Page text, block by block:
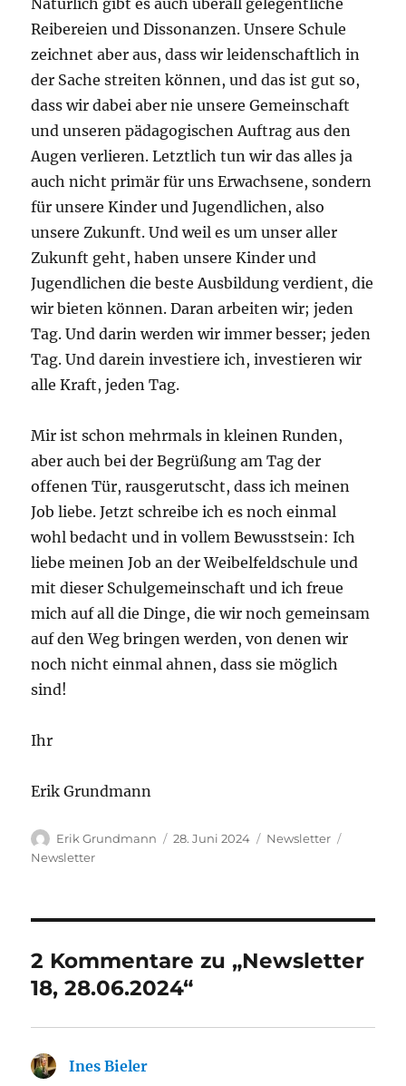
Natürlich gibt es auch überall gelegentliche
Reibereien und Dissonanzen. Unsere Schule
zeichnet aber aus, dass wir leidenschaftlich in
der Sache streiten können, und das ist gut so,
dass wir dabei aber nie unsere Gemeinschaft
und unseren pädagogischen Auftrag aus den
Augen verlieren. Letztlich tun wir das alles ja
auch nicht primär für uns Erwachsene, sondern
für unsere Kinder und Jugendlichen, also
unsere Zukunft. Und weil es um unser aller
Zukunft geht, haben unsere Kinder und
Jugendlichen die beste Ausbildung verdient, die
wir bieten können. Daran arbeiten wir; jeden
Tag. Und darin werden wir immer besser; jeden
Tag. Und darein investiere ich, investieren wir
alle Kraft, jeden Tag.
Mir ist schon mehrmals in kleinen Runden,
aber auch bei der Begrüßung am Tag der
offenen Tür, rausgerutscht, dass ich meinen
Job liebe. Jetzt schreibe ich es noch einmal
wohl bedacht und in vollem Bewusstsein: Ich
liebe meinen Job an der Weibelfeldschule und
mit dieser Schulgemeinschaft und ich freue
mich auf all die Dinge, die wir noch gemeinsam
auf den Weg bringen werden, von denen wir
noch nicht einmal ahnen, dass sie möglich
sind!
Ihr
Erik Grundmann
Autor
Erik Grundmann
Veröffentlicht
28. Juni 2024 Kategorien
Newsletter
Newsletter
2 Kommentare zu „Newsletter
18, 28.06.2024“
Ines Bieler